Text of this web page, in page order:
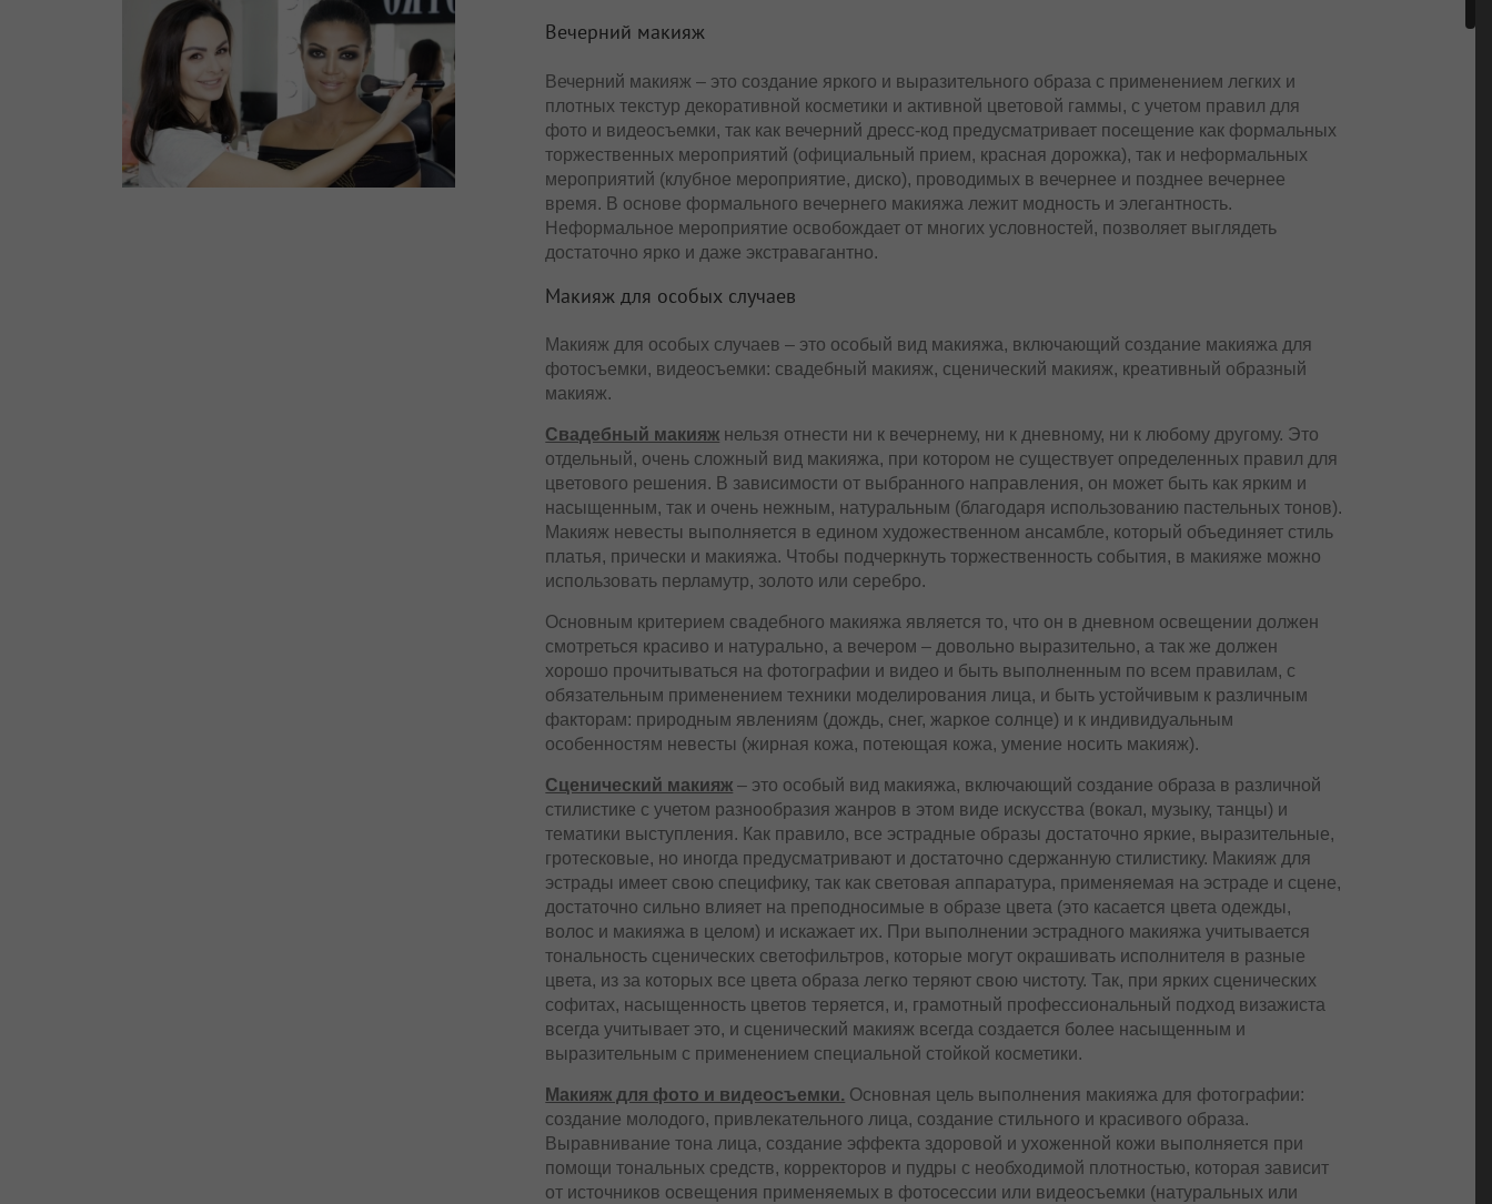
Вечерний макияж
Вечерний макияж – это создание яркого и выразительного образа с применением легких и
плотных текстур декоративной косметики и активной цветовой гаммы, с учетом правил для
фото и видеосъемки, так как вечерний дресс-код предусматривает посещение как формальных
торжественных мероприятий (официальный прием, красная дорожка), так и неформальных
мероприятий (клубное мероприятие, диско), проводимых в вечернее и позднее вечернее
время. В основе формального вечернего макияжа лежит модность и элегантность.
Неформальное мероприятие освобождает от многих условностей, позволяет выглядеть
достаточно ярко и даже экстравагантно.
Макияж для особых случаев
Макияж для особых случаев – это особый вид макияжа, включающий создание макияжа для
фотосъемки, видеосъемки: свадебный макияж, сценический макияж, креативный образный
макияж.
Свадебный макияж нельзя отнести ни к вечернему, ни к дневному, ни к любому другому. Это
отдельный, очень сложный вид макияжа, при котором не существует определенных правил для
цветового решения. В зависимости от выбранного направления, он может быть как ярким и
насыщенным, так и очень нежным, натуральным (благодаря использованию пастельных тонов).
Макияж невесты выполняется в едином художественном ансамбле, который объединяет стиль
платья, прически и макияжа. Чтобы подчеркнуть торжественность события, в макияже можно
использовать перламутр, золото или серебро.
Основным критерием свадебного макияжа является то, что он в дневном освещении должен
смотреться красиво и натурально, а вечером – довольно выразительно, а так же должен
хорошо прочитываться на фотографии и видео и быть выполненным по всем правилам, с
обязательным применением техники моделирования лица, и быть устойчивым к различным
факторам: природным явлениям (дождь, снег, жаркое солнце) и к индивидуальным
особенностям невесты (жирная кожа, потеющая кожа, умение носить макияж).
Сценический макияж – это особый вид макияжа, включающий создание образа в различной
стилистике с учетом разнообразия жанров в этом виде искусства (вокал, музыку, танцы) и
тематики выступления. Как правило, все эстрадные образы достаточно яркие, выразительные,
гротесковые, но иногда предусматривают и достаточно сдержанную стилистику. Макияж для
эстрады имеет свою специфику, так как световая аппаратура, применяемая на эстраде и сцене,
достаточно сильно влияет на преподносимые в образе цвета (это касается цвета одежды,
волос и макияжа в целом) и искажает их. При выполнении эстрадного макияжа учитывается
тональность сценических светофильтров, которые могут окрашивать исполнителя в разные
цвета, из за которых все цвета образа легко теряют свою чистоту. Так, при ярких сценических
софитах, насыщенность цветов теряется, и, грамотный профессиональный подход визажиста
всегда учитывает это, и сценический макияж всегда создается более насыщенным и
выразительным с применением специальной стойкой косметики.
Макияж для фото и видеосъемки. Основная цель выполнения макияжа для фотографии:
создание молодого, привлекательного лица, создание стильного и красивого образа.
Выравнивание тона лица, создание эффекта здоровой и ухоженной кожи выполняется при
помощи тональных средств, корректоров и пудры с необходимой плотностью, которая зависит
от источников освещения применяемых в фотосессии или видеосъемки (натуральных или